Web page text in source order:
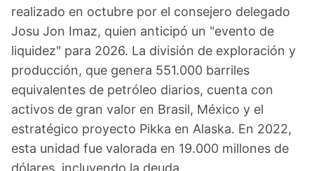
realizado en octubre por el consejero delegado
Josu Jon Imaz, quien anticipó un "evento de
liquidez" para 2026. La división de exploración y
producción, que genera 551.000 barriles
equivalentes de petróleo diarios, cuenta con
activos de gran valor en Brasil, México y el
estratégico proyecto Pikka en Alaska. En 2022,
esta unidad fue valorada en 19.000 millones de
dólares, incluyendo la deuda.